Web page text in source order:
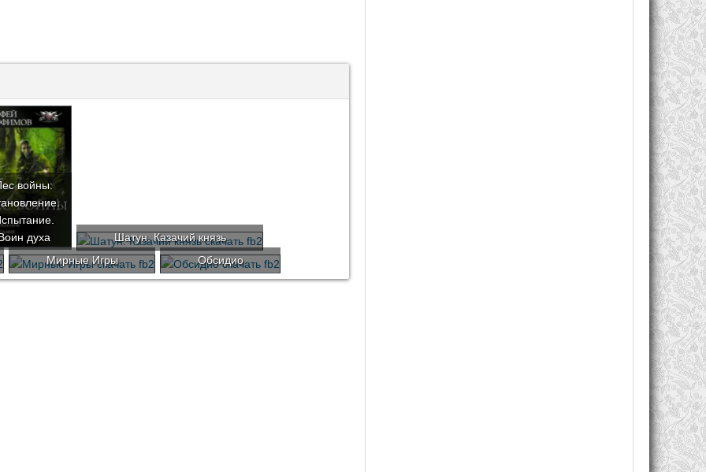
войны:
духа
Шатун. Казачий князь
Мирные Игры
Обсидио